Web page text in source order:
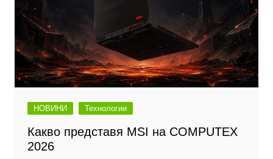
НОВИНИ Технологии
Какво представя MSI на COMPUTEX
2026